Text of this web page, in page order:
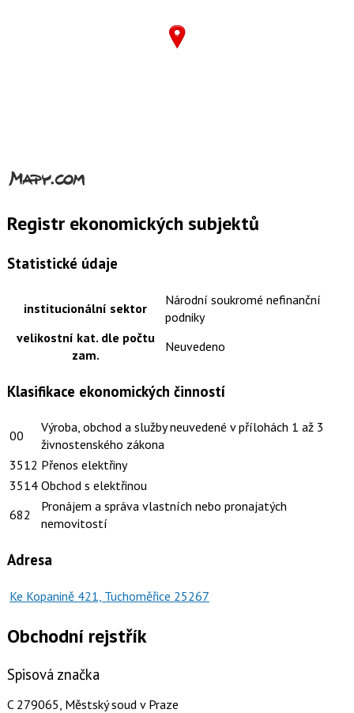
Registr ekonomických subjektů
Statistické údaje
institucionální sektor
Národní soukromé nefinanční
podniky
velikostní kat. dle počtu
zam.
Neuvedeno
Klasifikace ekonomických činností
00
Výroba, obchod a služby neuvedené v přílohách 1 až 3
živnostenského zákona
3512 Přenos elektřiny
3514 Obchod s elektřinou
682
Pronájem a správa vlastních nebo pronajatých
nemovitostí
Adresa
Ke Kopanině 421, Tuchoměřice 25267
Obchodní rejstřík
Spisová značka
C 279065, Městský soud v Praze